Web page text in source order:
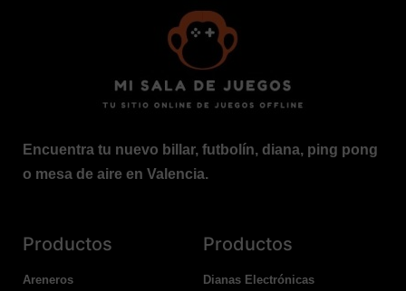
Encuentra tu nuevo billar, futbolín, diana, ping pong
o mesa de aire en Valencia.
Productos
Areneros
Productos
Dianas Electrónicas